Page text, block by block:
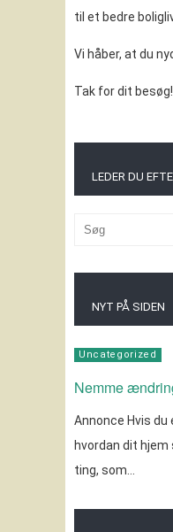
til et bedre
Vi håber, at du
Tak for dit besøg!
LEDER DU
NYT PÅ SIDEN
Uncategorized
Nemme
Annonce Hvis
hvordan dit hjem
ting, som…